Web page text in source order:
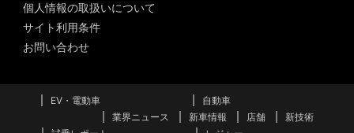
個人情報の取扱いについて
サイト利用条件
お問い合わせ
EV・電動車
自動車
業界ニュース
新車情報 店舗
新技術